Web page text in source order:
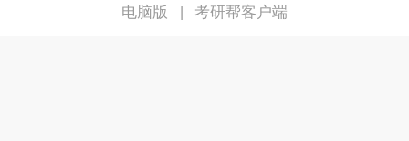
电脑版 考研帮客户端